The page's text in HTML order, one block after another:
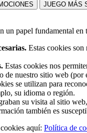
JUEGO MÁS
un papel fundamental
Estas cookies
Estas cookies nos
de nuestro sitio web
se utilizan para
su idioma o región.
su visita al sitio
también es
aquí: Política de